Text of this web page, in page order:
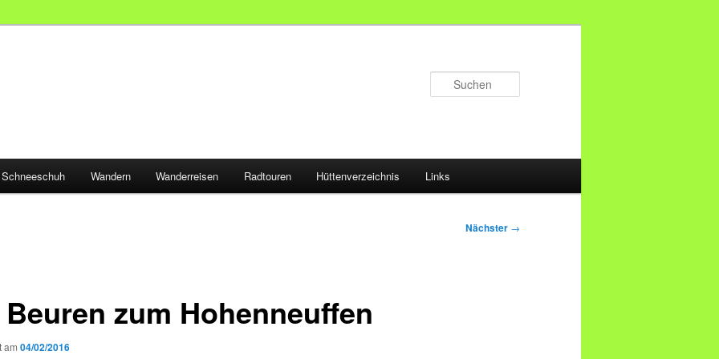
Schneeschuh Wandern Wanderreisen Radtouren Hüttenverzeichnis Links
Nächster →
zum Hohenneuffen
am 04/02/2016